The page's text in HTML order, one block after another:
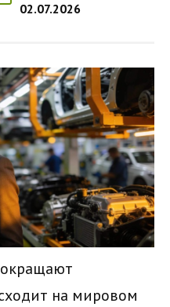
02.07.2026
на мировом